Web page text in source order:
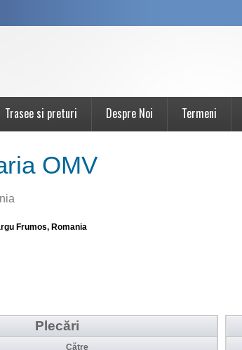
Trasee si preturi Despre Noi Termeni
OMV
Frumos, Romania
Plecări
Către